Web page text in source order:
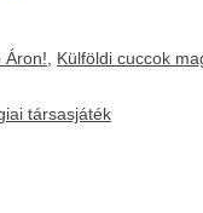
Áron!
Külföldi cuccok
társasjáték